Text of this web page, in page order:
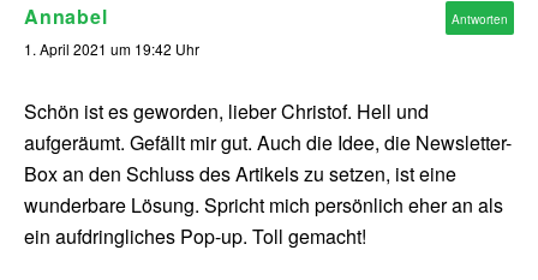
Annabel
1. April 2021 um 19:42 Uhr
Schön ist es geworden, lieber Christof. Hell und
aufgeräumt. Gefällt mir gut. Auch die Idee, die Newsletter-
Box an den Schluss des Artikels zu setzen, ist eine
wunderbare Lösung. Spricht mich persönlich eher an als
ein aufdringliches Pop-up. Toll gemacht!
Antworten